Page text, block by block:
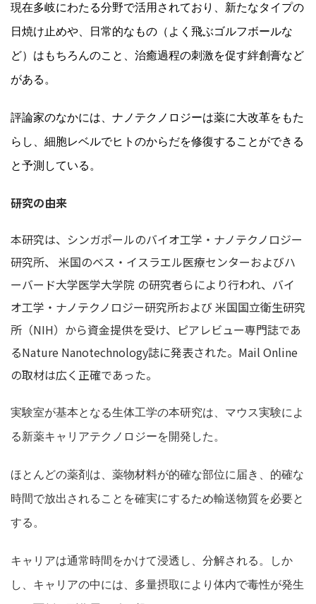
現在多岐にわたる分野で活用されており、新たなタイプの
日焼け止めや、日常的なもの（よく飛ぶゴルフボールな
ど）はもちろんのこと、治癒過程の刺激を促す絆創膏など
がある。
評論家のなかには 、ナノテクノロジーは薬に大改革をもた
らし、細胞レベルでヒトのからだを修復することができる
と予測している。
研究の由来
本研究は、シンガポールのバイオ工学・ナノテクノロジー
研究所、 米国のベス・イスラエル医療センターおよびハ
ーバード大学医学大学院 の研究者らにより行われ、バイ
オ工学・ナノテクノロジー研究所および 米国国立衛生研究
所（NIH）から資金提供を受け、ピアレビュー専門誌であ
るNature Nanotechnology誌に発表された。Mail Online
の取材は広く正確であった。
実験室が基本となる生体工学の本研究は、マウス実験によ
る新薬キャリアテクノロジーを開発した。
ほとんどの薬剤は、薬物材料が的確な部位に届き、的確な
時間で放出されることを確実にするため輸送物質を必要と
する。
キャリアは通常時間をかけて浸透し、分解される。しか
し、キャリアの中には、多量摂取により体内で毒性が発生